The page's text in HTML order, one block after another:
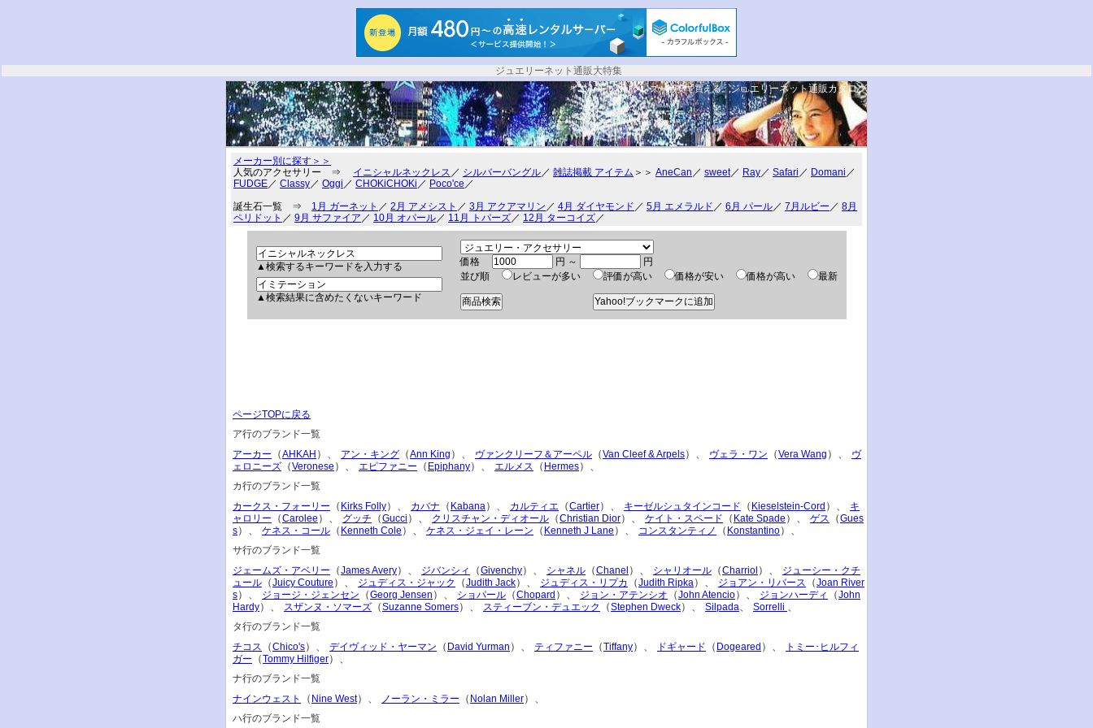
ジュエリーネット通販大特集
イニシャルネックレスが激安で買える。ジュエリーネット通販カタログ
メーカー別に探す＞＞
人気のアクセサリー ⇒ イニシャルネックレス ／ シルバーバングル ／ 雑誌掲載 アイテム ＞＞ AneCan ／ sweet／ Ray ／ Safari ／ Domani ／
FUDGE ／ Classy ／ Oggi ／ CHOKiCHOKi ／ Poco'ce ／
誕生石一覧 ⇒ 1月 ガーネット ／ 2月 アメシスト ／ 3月 アクアマリン ／ 4月 ダイヤモンド ／ 5月 エメラルド ／ 6月 パール ／ 7月ルビー ／ 8月
ペリドット ／ 9月 サファイア ／ 10月 オパール ／ 11月 トパーズ ／ 12月 ターコイズ ／
▲検索するキーワードを入力する
▲検索結果に含めたくないキーワード
価格 円 ～
円
並び順
レビューが多い 評価が高い 価格が安い 価格が高い 最新
ページTOPに戻る
ア行のブランド一覧
アーカー
（AHKAH ）、 アン・キング （Ann King ）、 ヴァンクリーフ＆アーペル （Van Cleef & Arpels）、 ヴェラ・ワン （Vera Wang ）、
ヴ
ェロニーズ （Veronese ）、 エピファニー （ Epiphany）、 エルメス （ Hermes）、
カ行のブランド一覧
カークス・フォーリー
（ Kirks Folly）、 カバナ （ Kabana ）、 カルティエ （Cartier）、 キーゼルシュタインコード （ Kieselstein-Cord ）、
キ
ャロリー
（Carolee ）、 グッチ （Gucci ）、 クリスチャン・ディオール （Christian Dior）、 ケイト・スペード （ Kate Spade ）、 ゲス （Gues
s）、 ケネス・コール （ Kenneth Cole ）、 ケネス・ジェイ・レーン （ Kenneth J Lane ）、 コンスタンティノ （ Konstantino）、
サ行のブランド一覧
ジェームズ・アベリー
（James Avery）、 ジバンシィ （Givenchy）、 シャネル （Chanel ）、 シャリオール （Charriol ）、
ジューシー・クチ
ュール （Juicy Couture ）、 ジュディス・ジャック （Judith Jack）、 ジュディス・リプカ （Judith Ripka ）、 ジョアン・リバース （Joan River
s）、 ジョージ・ジェンセン （Georg Jensen ）、 ショパール （Chopard ）、 ジョン・アテンシオ （John Atencio）、 ジョンハーディ （John
Hardy）、 スザンヌ・ソマーズ （Suzanne Somers）、 スティーブン・デュエック （Stephen Dweck）、 Silpada Sorrelli
タ行のブランド一覧
チコス
（Chico's）、 デイヴィッド・ヤーマン （ David Yurman ）、 ティファニー （Tiffany）、 ドギャード （ Dogeared ）、
トミー･ヒルフィ
ガー
（Tommy Hilfiger）、
ナ行のブランド一覧
ナインウェスト
（ Nine West）、 ノーラン・ミラー （ Nolan Miller）、
ハ行のブランド一覧